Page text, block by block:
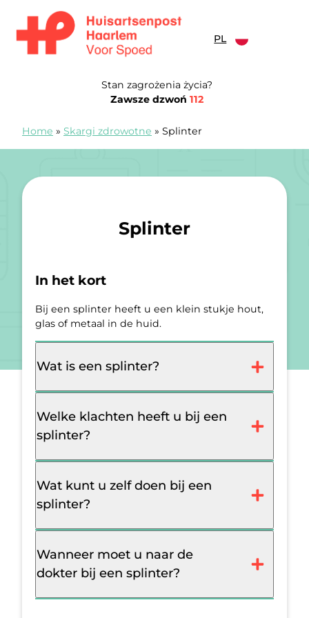
PL
Stan zagrożenia życia?
Zawsze dzwoń 112
Home » Skargi zdrowotne » Splinter
Splinter
In het kort
Bij een splinter heeft u een klein stukje hout,
glas of metaal in de huid.
Wat is een splinter?
Welke klachten heeft u bij een
splinter?
Wat kunt u zelf doen bij een
splinter?
Wanneer moet u naar de
dokter bij een splinter?